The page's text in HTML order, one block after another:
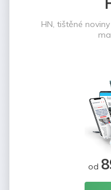
HN, tištěné
od